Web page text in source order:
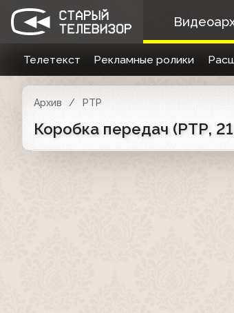
Телетекст Рекламные ролики
Архив РТР
Коробка передач (РТР,